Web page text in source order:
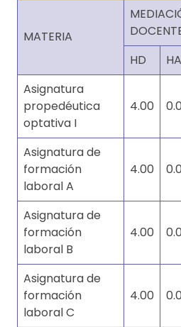
MATERIA
HD
HA
Asignatura
propedéutica
optativa I
4.00
Asignatura de
formación
laboral A
4.00
Asignatura de
formación
laboral B
4.00
Asignatura de
formación
laboral C
4.00